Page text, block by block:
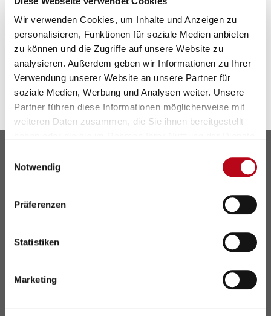
Wir verwenden Cookies, um Inhalte und Anzeigen zu
personalisieren, Funktionen für soziale Medien anbieten
zu können und die Zugriffe auf unsere Website zu
analysieren. Außerdem geben wir Informationen zu Ihrer
Verwendung unserer Website an unsere Partner für
soziale Medien, Werbung und Analysen weiter. Unsere
Partner führen diese Informationen möglicherweise mit
weiteren Daten zusammen, die Sie ihnen bereitgestellt
Notwendig
Präferenzen
Statistiken
Marketing
Anmerkungen:Kostenloses Mitmachangebot zu
den Themen Bewegung, Ernährung und Seelische
Gesundheit.
Wiener Gesundheitsförderung –